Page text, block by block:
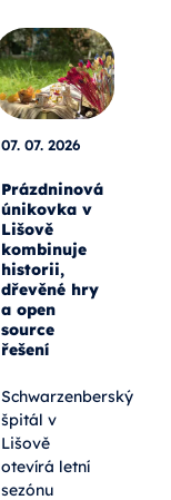
07. 07. 2026
Prázdninová
únikovka v
Lišově
kombinuje
historii,
dřevěné hry
a open
source
řešení
Schwarzenberský
špitál v
Lišově
otevírá letní
sezónu